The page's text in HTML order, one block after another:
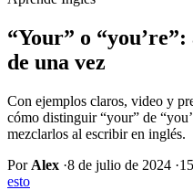
“Your” o
de una vez
Con ejemplos claros, video y
cómo distinguir “your” de
mezclarlos al escribir en inglés.
Por Alex ·8 de julio de 2024 ·
esto